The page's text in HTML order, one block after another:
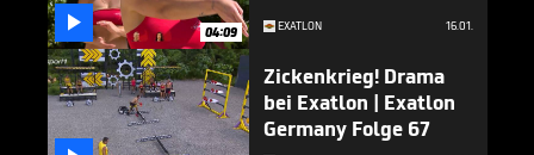
 04:09 EXATLON 16.01.
Zickenkrieg! Drama
bei Exatlon | Exatlon
Germany Folge 67